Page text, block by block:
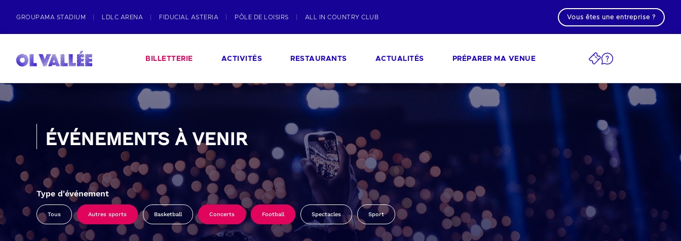
GROUPAMA STADIUM LDLC ARENA FIDUCIAL ASTERIA PÔLE DE LOISIRS ALL IN COUNTRY CLUB Vous êtes une entreprise ?
BILLETTERIE ACTIVITÉS RESTAURANTS ACTUALITÉS PRÉPARER MA VENUE
ÉVÉNEMENTS À VENIR
Type d'événement
Tous Autres sports Basketball Concerts Football Spectacles Sport